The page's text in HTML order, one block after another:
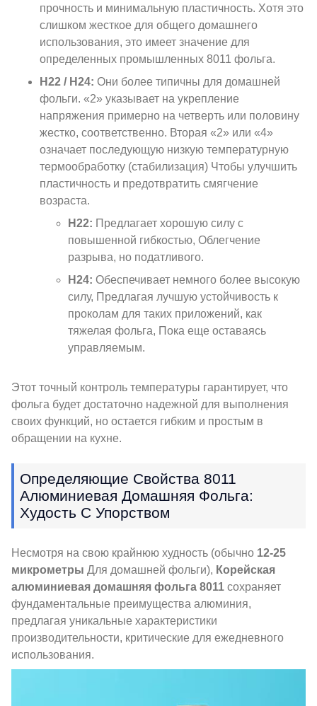
прочность и минимальную пластичность. Хотя это
слишком жесткое для общего домашнего
использования, это имеет значение для
определенных промышленных 8011 фольга.
Н22 / Н24: Они более типичны для домашней
фольги. «2» указывает на укрепление
напряжения примерно на четверть или половину
жестко, соответственно. Вторая «2» или «4»
означает последующую низкую температурную
термообработку (стабилизация) Чтобы улучшить
пластичность и предотвратить смягчение
возраста.
Н22: Предлагает хорошую силу с
повышенной гибкостью, Облегчение
разрыва, но податливого.
Н24: Обеспечивает немного более высокую
силу, Предлагая лучшую устойчивость к
проколам для таких приложений, как
тяжелая фольга, Пока еще оставаясь
управляемым.
Этот точный контроль температуры гарантирует, что
фольга будет достаточно надежной для выполнения
своих функций, но остается гибким и простым в
обращении на кухне.
Определяющие Свойства 8011
Алюминиевая Домашняя Фольга:
Худость С Упорством
Несмотря на свою крайнюю худность (обычно 12-25
микрометры Для домашней фольги), Корейская
алюминиевая домашняя фольга 8011 сохраняет
фундаментальные преимущества алюминия,
предлагая уникальные характеристики
производительности, критические для ежедневного
использования.